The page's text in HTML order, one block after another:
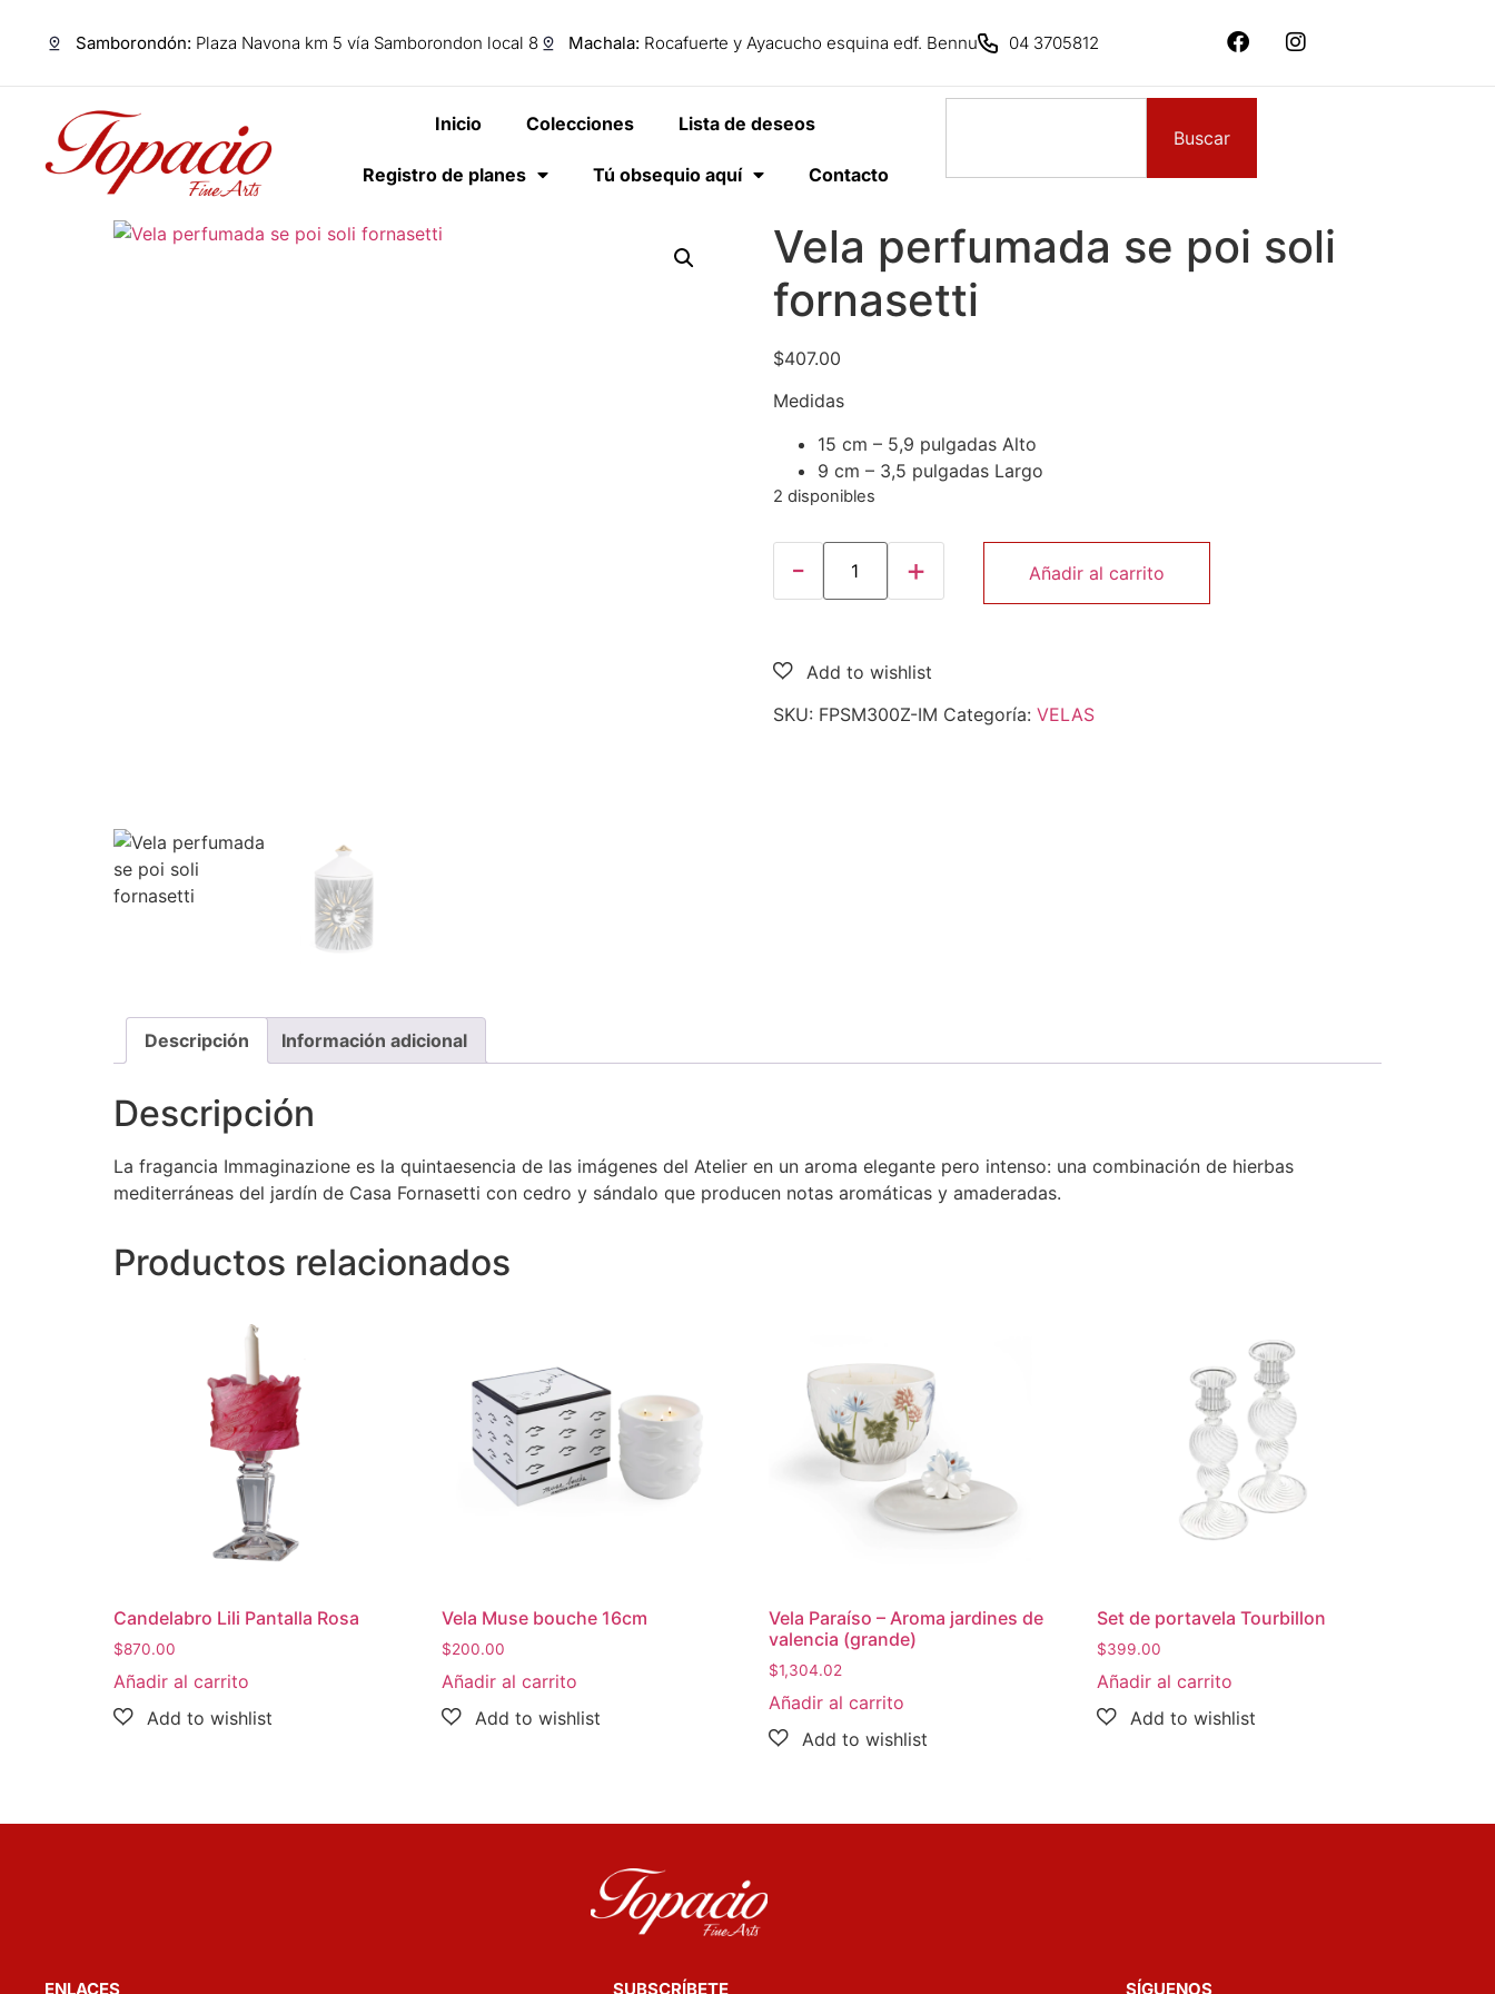
Samborondón: Plaza Navona km 5 vía Samborondon local 8 Machala: Rocafuerte y Ayacucho esquina edf. Bennu 04 3705812
Inicio Colecciones Lista de deseos
Registro de planes Tú obsequio aquí Contacto
Buscar
Vela perfumada se poi soli
fornasetti
$407.00
Medidas
15 cm – 5,9 pulgadas Alto
9 cm – 3,5 pulgadas Largo
2 disponibles
Añadir al carrito
SKU: FPSM300Z-IM Categoría: VELAS
Descripción Información adicional
Descripción
La fragancia Immaginazione es la quintaesencia de las imágenes del Atelier en un aroma elegante pero intenso: una combinación de hierbas
mediterráneas del jardín de Casa Fornasetti con cedro y sándalo que producen notas aromáticas y amaderadas.
Productos relacionados
Candelabro Lili Pantalla Rosa
$870.00
Añadir al carrito
Vela Muse bouche 16cm
$200.00
Añadir al carrito
Vela Paraíso – Aroma jardines de
valencia (grande)
$1,304.02
Añadir al carrito
Set de portavela Tourbillon
$399.00
Añadir al carrito
ENLACES SUBSCRÍBETE SÍGUENOS